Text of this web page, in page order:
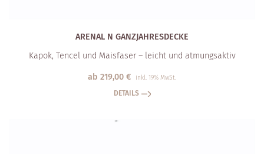
ARENAL N GANZJAHRESDECKE
Kapok, Tencel und Maisfaser – leicht und atmungsaktiv
ab 219,00 € inkl. 19% MwSt.
DETAILS